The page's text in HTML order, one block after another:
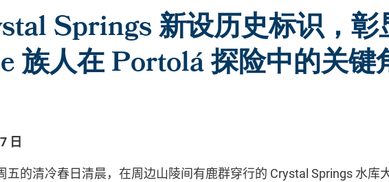
Springs 新设历史标识，彰
族人在 Portolá 探险中的关键
日
五的清冷春日清晨，在周边山陵间有鹿群穿行的 Crystal Springs 水库